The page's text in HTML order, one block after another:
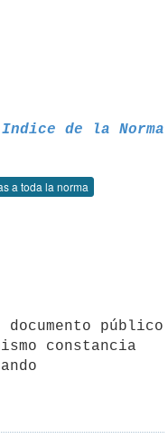
Indice de la Norma
a toda la norma
constancia